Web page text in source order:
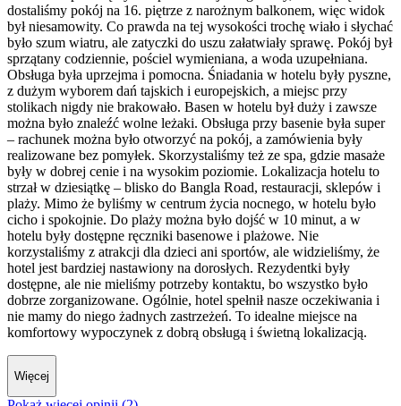
dostaliśmy pokój na 16. piętrze z narożnym balkonem, więc widok
był niesamowity. Co prawda na tej wysokości trochę wiało i słychać
było szum wiatru, ale zatyczki do uszu załatwiały sprawę. Pokój był
sprzątany codziennie, pościel wymieniana, a woda uzupełniana.
Obsługa była uprzejma i pomocna. Śniadania w hotelu były pyszne,
z dużym wyborem dań tajskich i europejskich, a miejsc przy
stolikach nigdy nie brakowało. Basen w hotelu był duży i zawsze
można było znaleźć wolne leżaki. Obsługa przy basenie była super
– rachunek można było otworzyć na pokój, a zamówienia były
realizowane bez pomyłek. Skorzystaliśmy też ze spa, gdzie masaże
były w dobrej cenie i na wysokim poziomie. Lokalizacja hotelu to
strzał w dziesiątkę – blisko do Bangla Road, restauracji, sklepów i
plaży. Mimo że byliśmy w centrum życia nocnego, w hotelu było
cicho i spokojnie. Do plaży można było dojść w 10 minut, a w
hotelu były dostępne ręczniki basenowe i plażowe. Nie
korzystaliśmy z atrakcji dla dzieci ani sportów, ale widzieliśmy, że
hotel jest bardziej nastawiony na dorosłych. Rezydentki były
dostępne, ale nie mieliśmy potrzeby kontaktu, bo wszystko było
dobrze zorganizowane. Ogólnie, hotel spełnił nasze oczekiwania i
nie mamy do niego żadnych zastrzeżeń. To idealne miejsce na
komfortowy wypoczynek z dobrą obsługą i świetną lokalizacją.
Więcej